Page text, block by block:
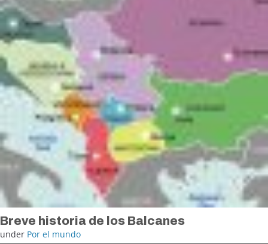
Breve historia de los Balcanes
under Por el mundo